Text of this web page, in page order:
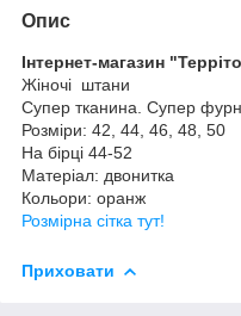
Опис
Інтернет-магазин
Жіночі штани
Супер тканина. Супер
Розміри: 42, 44, 46, 48, 50
На бірці 44-52
Матеріал: двонитка
Кольори: оранж
Розмірна сітка тут!
Приховати